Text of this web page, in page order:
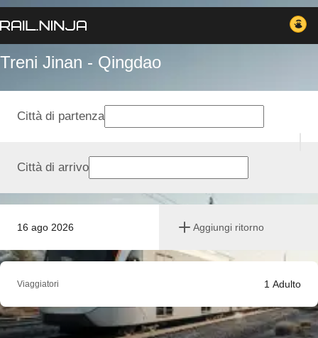
Treni Jinan - Qingdao
16 ago 2026 Aggiungi ritorno
Città di partenza
Città di arrivo
Viaggiatori 1 Adulto